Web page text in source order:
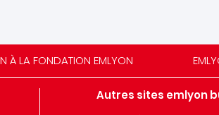
À LA FONDATION EMLYON
Autres sites emlyon